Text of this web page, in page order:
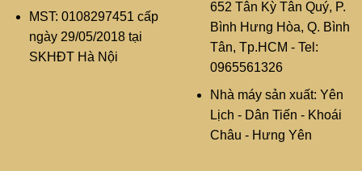
MST: 0108297451 cấp
ngày 29/05/2018 tại
SKHĐT Hà Nội
652 Tân Kỳ Tân Quý, P.
Bình Hưng Hòa, Q. Bình
Tân, Tp.HCM - Tel:
0965561326
Nhà máy sản xuất: Yên
Lịch - Dân Tiến - Khoái
Châu - Hưng Yên